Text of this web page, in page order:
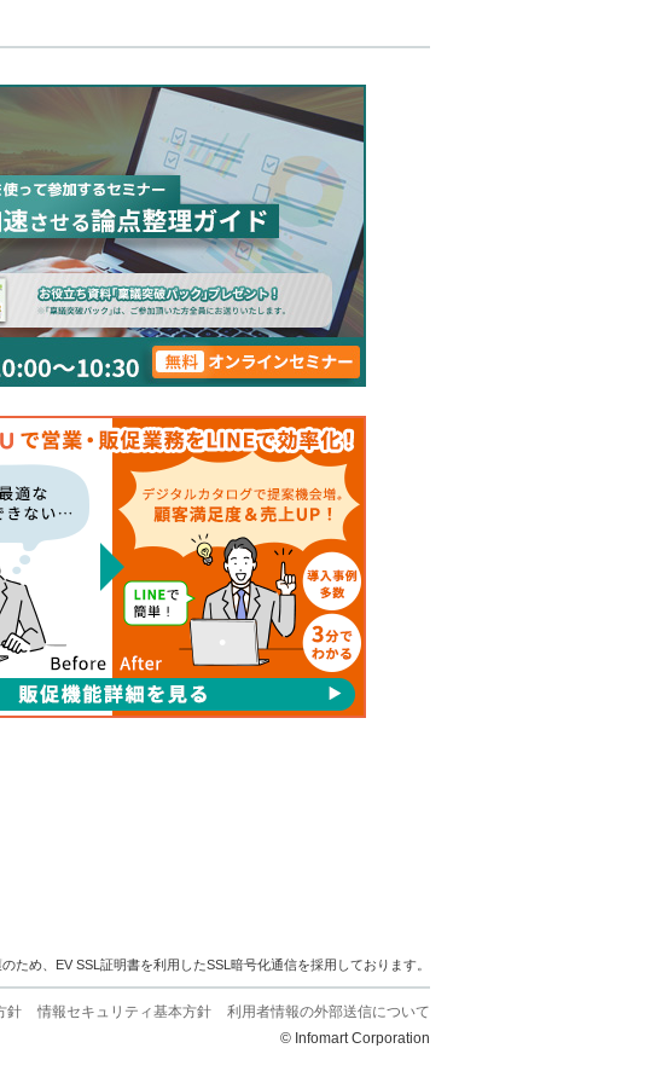
ため、EV SSL証明書を利用したSSL暗号化通信を採用しております。
針 情報セキュリティ基本方針
利用者情報の外部送信について
© Infomart Corporation